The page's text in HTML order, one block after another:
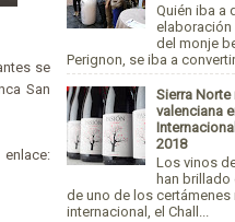
se
San
Quién iba a
del monje
Perignon, se iba a convertir
Sierra
valenciana
2018
Los vinos
han brillado
de uno de los certámenes
internacional, el Chall...